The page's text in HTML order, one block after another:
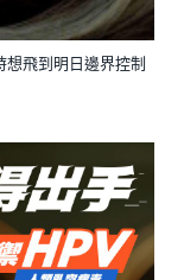
想飛到明日邊界控制